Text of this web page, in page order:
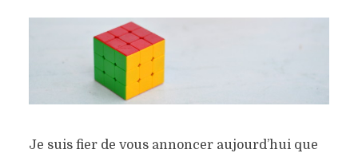
Je suis fier de vous annoncer aujourd’hui que